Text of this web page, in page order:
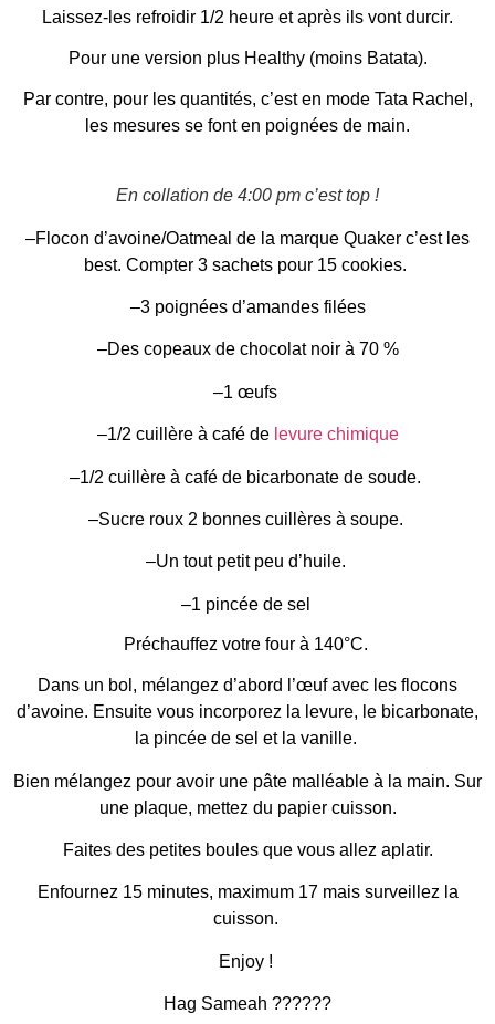
Laissez-les refroidir 1/2 heure et après ils vont durcir.
Pour une version plus Healthy (moins Batata).
Par contre, pour les quantités, c’est en mode Tata Rachel,
les mesures se font en poignées de main.
En collation de 4:00 pm c’est top !
–Flocon d’avoine/Oatmeal de la marque Quaker c’est les
best. Compter 3 sachets pour 15 cookies.
–3 poignées d’amandes filées
–Des copeaux de chocolat noir à 70 %
–1 œufs
–1/2 cuillère à café de levure chimique
–1/2 cuillère à café de bicarbonate de soude.
–Sucre roux 2 bonnes cuillères à soupe.
–Un tout petit peu d’huile.
–1 pincée de sel
Préchauffez votre four à 140°C.
Dans un bol, mélangez d’abord l’œuf avec les flocons
d’avoine. Ensuite vous incorporez la levure, le bicarbonate,
la pincée de sel et la vanille.
Bien mélangez pour avoir une pâte malléable à la main. Sur
une plaque, mettez du papier cuisson.
Faites des petites boules que vous allez aplatir.
Enfournez 15 minutes, maximum 17 mais surveillez la
cuisson.
Enjoy !
Hag Sameah ??????